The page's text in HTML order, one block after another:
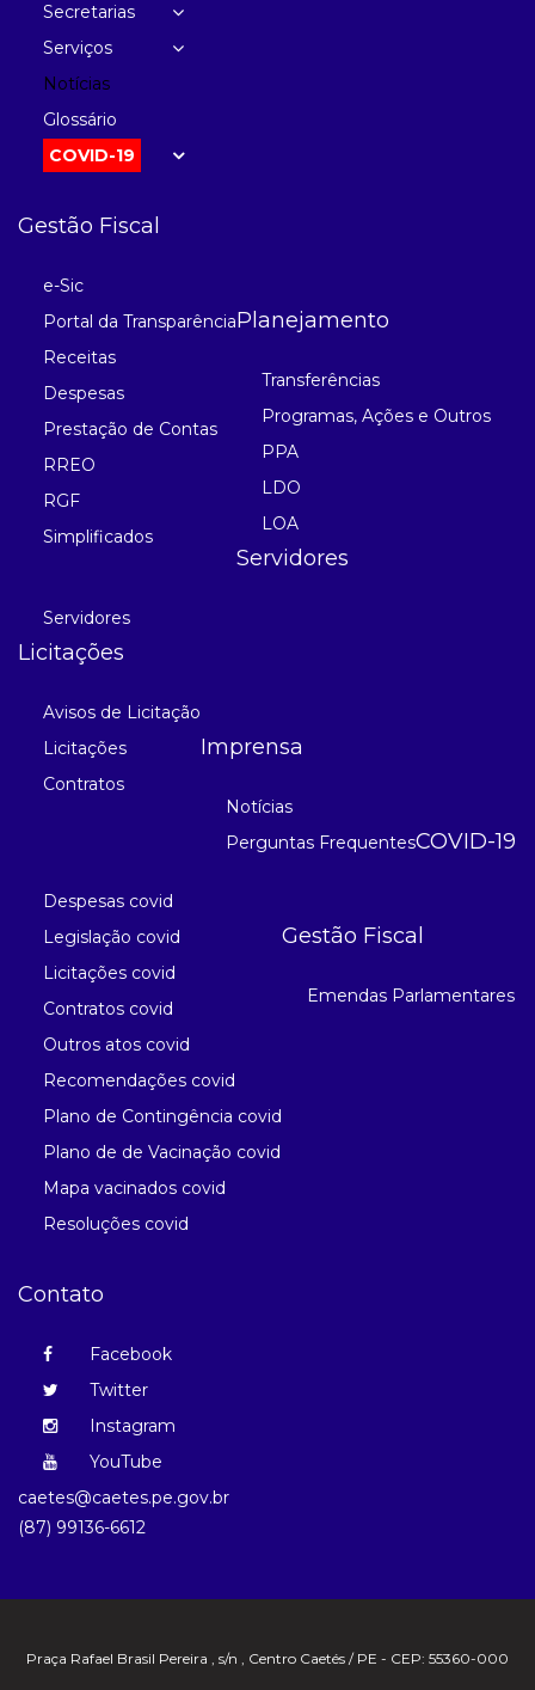
Secretarias
Serviços
Notícias
Glossário
COVID-19
Gestão Fiscal
e-Sic
Portal da Transparência
Receitas
Despesas
Prestação de Contas
RREO
RGF
Simplificados
Planejamento
Transferências
Programas, Ações e Outros
PPA
LDO
LOA
Servidores
Servidores
Licitações
Avisos de Licitação
Licitações
Contratos
Imprensa
Notícias
Perguntas FrequentesCOVID-19
Despesas covid
Legislação covid
Licitações covid
Contratos covid
Outros atos covid
Recomendações covid
Plano de Contingência covid
Plano de de Vacinação covid
Mapa vacinados covid
Resoluções covid
Gestão Fiscal
Emendas Parlamentares
Contato
Facebook
Twitter
Instagram
YouTube
caetes@caetes.pe.gov.br
(87) 99136-6612
Praça Rafael Brasil Pereira , s/n , Centro Caetés / PE - CEP: 55360-000